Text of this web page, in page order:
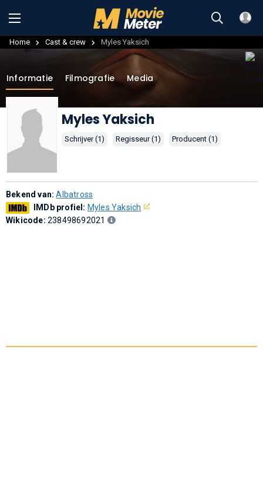
Home Cast & crew Myles Yaksich
Informatie Filmografie Media
Myles Yaksich
Schrijver (1) Regisseur (1) Producent (1)
Bekend van:Albatross
IMDb profiel: Myles Yaksich
Wikicode: 238498692021